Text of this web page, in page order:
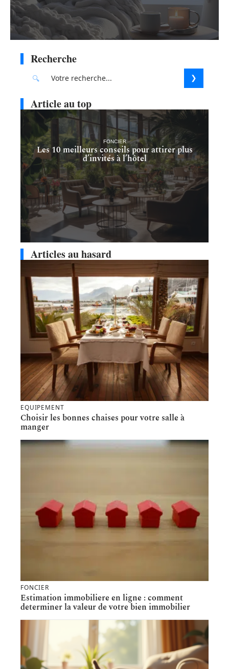
Recherche
Article au top
FONCIER
Les 10 meilleurs conseils pour attirer plus
d’invités à l’hôtel
Articles au hasard
EQUIPEMENT
Choisir les bonnes chaises pour votre salle à
manger
FONCIER
Estimation immobiliere en ligne : comment
determiner la valeur de votre bien immobilier